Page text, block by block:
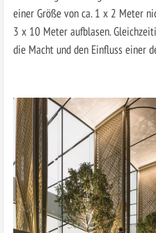
einer Größe von ca. 1 x 2 Meter
3 x 10 Meter aufblasen.
die Macht und den Einfluss einer